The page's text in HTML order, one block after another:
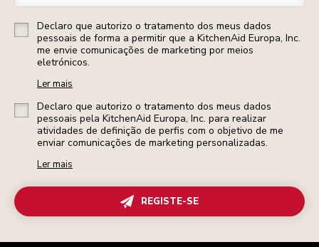
Declaro que autorizo o tratamento dos meus dados
pessoais de forma a permitir que a KitchenAid Europa, Inc.
me envie comunicações de marketing por meios
eletrónicos.
Ler mais
Declaro que autorizo o tratamento dos meus dados
pessoais pela KitchenAid Europa, Inc. para realizar
atividades de definição de perfis com o objetivo de me
enviar comunicações de marketing personalizadas.
Ler mais
REGISTE-SE